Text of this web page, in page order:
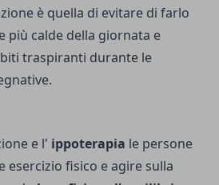
è quella di evitare di farlo
più calde della giornata e
traspiranti durante le
e l' ippoterapia le persone
esercizio fisico e agire sulla